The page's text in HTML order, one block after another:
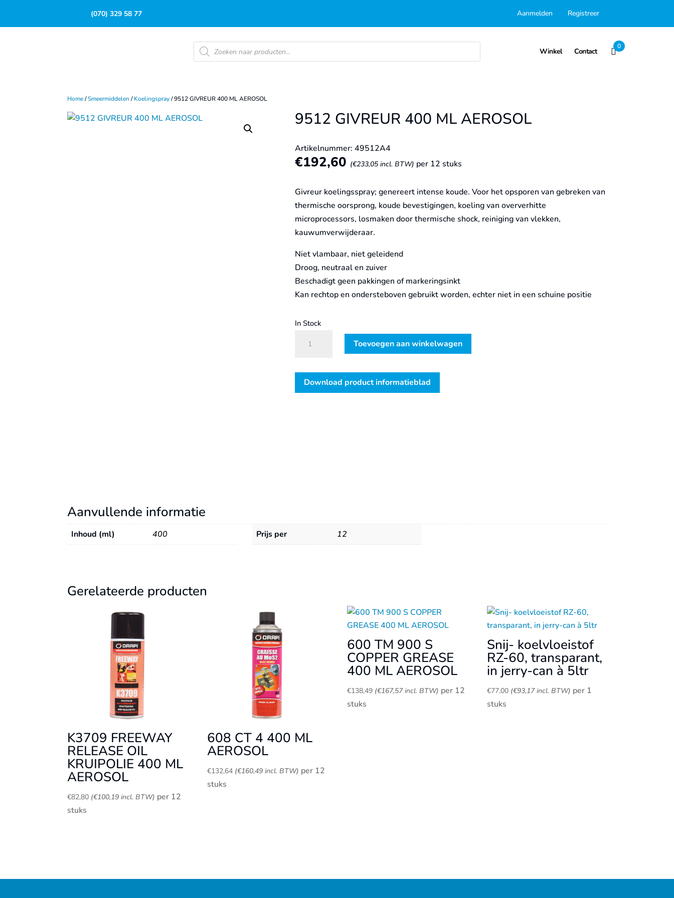
(070) 329 58 77 Aanmelden Registreer
Producten
zoeken Winkel Contact
0
Home/Smeermiddelen /Koelingspray/ 9512 GIVREUR 400 ML AEROSOL
9512 GIVREUR 400 ML AEROSOL
Artikelnummer: 49512A4
€192,60 (€233,05 incl. BTW) per 12 stuks
Givreur koelingsspray; genereert intense koude. Voor het opsporen van gebreken van
thermische oorsprong, koude bevestigingen, koeling van oververhitte
microprocessors, losmaken door thermische shock, reiniging van vlekken,
kauwumverwijderaar.
Niet vlambaar, niet geleidend
Droog, neutraal en zuiver
Beschadigt geen pakkingen of markeringsinkt
Kan rechtop en ondersteboven gebruikt worden, echter niet in een schuine positie
In Stock
GIVREUR
ML
AEROSOL
Toevoegen aan winkelwagen
Download product informatieblad
Aanvullende informatie
Inhoud (ml) 400 Prijs per 12
Gerelateerde producten
K3709 FREEWAY
RELEASE OIL
KRUIPOLIE 400 ML
AEROSOL
€82,80 (€100,19 incl. BTW) per 12
stuks
608 CT 4 400 ML
AEROSOL
€132,64 (€160,49 incl. BTW) per 12
stuks
600 TM 900 S
COPPER GREASE
400 ML AEROSOL
€138,49 (€167,57incl. BTW) per 12
stuks
Snij- koelvloeistof
RZ-60, transparant,
in jerry-can à 5ltr
€77,00 (€93,17incl. BTW) per 1
stuks